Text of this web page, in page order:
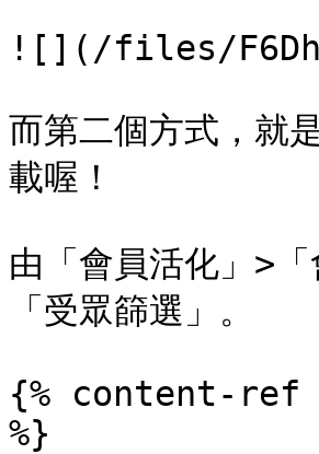
![](/files/
而第二個方式，就
載喔！
由「會員活化」>
「受眾篩選」。
{% content-ref
%}